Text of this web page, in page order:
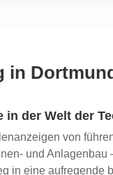
in
in der Welt der
von
und Anlagenbau
in eine aufregende